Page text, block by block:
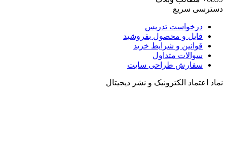
سریع
درخواست تدریس
فایل و محصول بفروشید
قوانین و شرایط خرید
سوالات متداول
سفارش طراحی سایت
اعتماد الکترونیک و نشر دیجیتال